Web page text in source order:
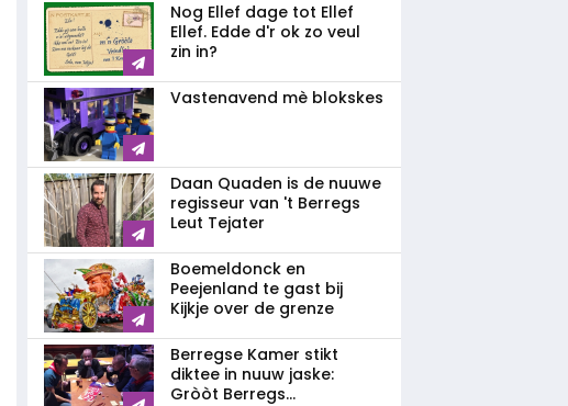
Nog Ellef dage tot Ellef
Ellef. Edde d'r ok zo veul
zin in?
Vastenavend mè blokskes
Daan Quaden is de nuuwe
regisseur van 't Berregs
Leut Tejater
Boemeldonck en
Peejenland te gast bij
Kijkje over de grenze
Berregse Kamer stikt
diktee in nuuw jaske:
Gròòt Berregs...